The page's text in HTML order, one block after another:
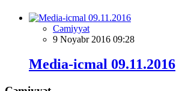
Cəmiyyət
9 Noyabr 2016 09:28
Media-icmal 09.11.2016